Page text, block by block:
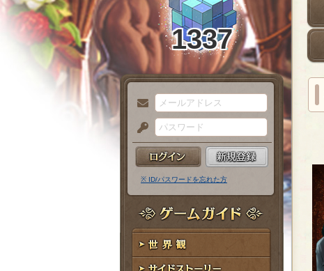
1337
メ
ー
ル
ア
ド
レ
ス
パ
ス
ー
ド
※ ID/パスワードを忘れた方
ゲームガイド
世界観